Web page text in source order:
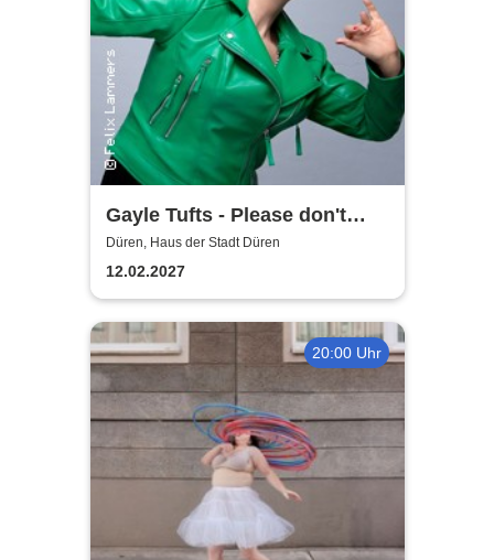
Gayle Tufts - Please don't
Stop the Music
Düren, Haus der Stadt Düren
12.02.2027
20:00 Uhr